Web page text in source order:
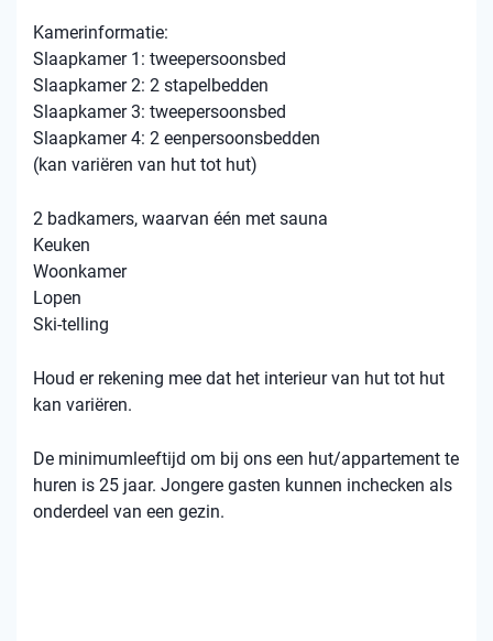
Kamerinformatie:
Slaapkamer 1: tweepersoonsbed
Slaapkamer 2: 2 stapelbedden
Slaapkamer 3: tweepersoonsbed
Slaapkamer 4: 2 eenpersoonsbedden
(kan variëren van hut tot hut)
2 badkamers, waarvan één met sauna
Keuken
Woonkamer
Lopen
Ski-telling
Houd er rekening mee dat het interieur van hut tot hut
kan variëren.
De minimumleeftijd om bij ons een hut/appartement te
huren is 25 jaar. Jongere gasten kunnen inchecken als
onderdeel van een gezin.